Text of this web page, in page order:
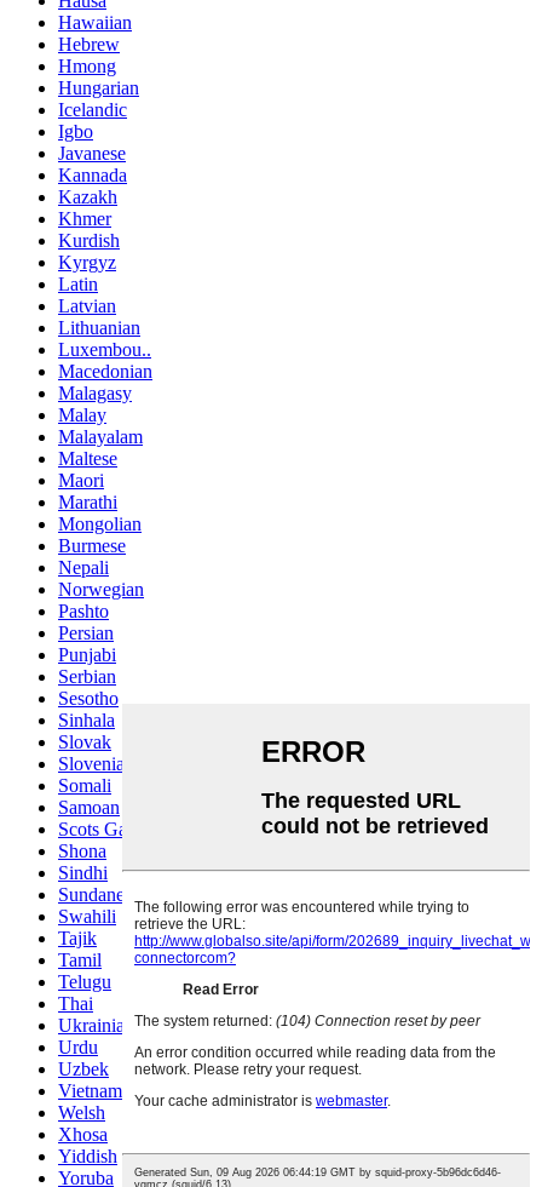
Hawaiian
Hebrew
Hmong
Hungarian
Icelandic
Igbo
Javanese
Kannada
Kazakh
Khmer
Kurdish
Kyrgyz
Latin
Latvian
Lithuanian
Luxembou..
Macedonian
Malagasy
Malay
Malayalam
Maltese
Maori
Marathi
Mongolian
Burmese
Nepali
Norwegian
Pashto
Persian
Punjabi
Serbian
Sesotho
Sinhala
Slovak
Slovenian
Somali
Samoan
Scots Gaelic
Shona
Sindhi
Sundanese
Swahili
Tajik
Tamil
Telugu
Thai
Ukrainian
Urdu
Uzbek
Vietnamese
Welsh
Xhosa
Yiddish
Yoruba